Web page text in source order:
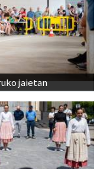
jaietan